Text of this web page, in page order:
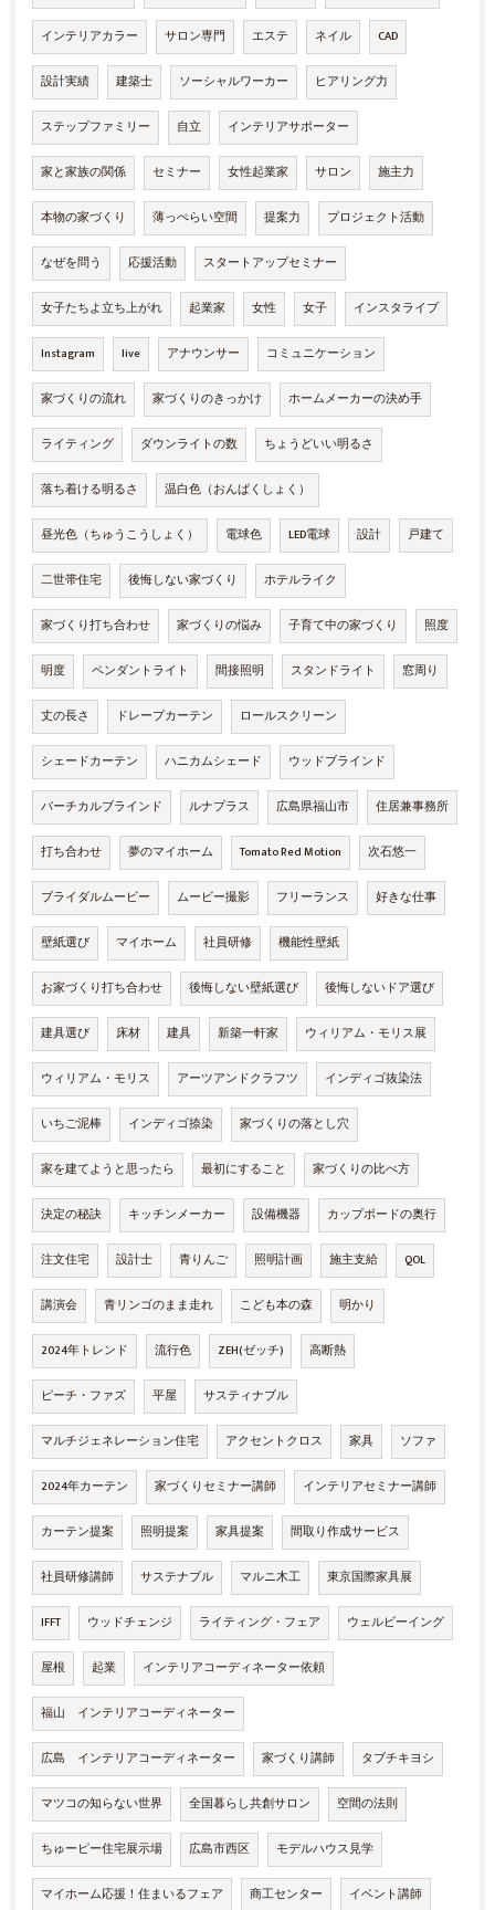
インテリアカラー サロン専門 エステ ネイル CAD
設計実績 建築士 ソーシャルワーカー ヒアリング力
ステップファミリー 自立 インテリアサポーター
家と家族の関係 セミナー 女性起業家 サロン 施主力
本物の家づくり 薄っぺらい空間 提案力 プロジェクト活動
なぜを問う 応援活動 スタートアップセミナー
女子たちよ立ち上がれ 起業家 女性 女子 インスタライブ
Instagram live アナウンサー コミュニケーション
家づくりの流れ 家づくりのきっかけ ホームメーカーの決め手
ライティング ダウンライトの数 ちょうどいい明るさ
落ち着ける明るさ 温白色（おんぱくしょく）
昼光色（ちゅうこうしょく） 電球色 LED電球 設計 戸建て
二世帯住宅 後悔しない家づくり ホテルライク
家づくり打ち合わせ 家づくりの悩み 子育て中の家づくり 照度
明度 ペンダントライト 間接照明 スタンドライト 窓周り
丈の長さ ドレープカーテン ロールスクリーン
シェードカーテン ハニカムシェード ウッドブラインド
バーチカルブラインド ルナプラス 広島県福山市 住居兼事務所
打ち合わせ 夢のマイホーム Tomato Red Motion 次石悠一
ブライダルムービー ムービー撮影 フリーランス 好きな仕事
壁紙選び マイホーム 社員研修 機能性壁紙
お家づくり打ち合わせ 後悔しない壁紙選び 後悔しないドア選び
建具選び 床材 建具 新築一軒家 ウィリアム・モリス展
ウィリアム・モリス アーツアンドクラフツ インディゴ抜染法
いちご泥棒 インディゴ捺染 家づくりの落とし穴
家を建てようと思ったら 最初にすること 家づくりの比べ方
決定の秘訣 キッチンメーカー 設備機器 カップボードの奥行
注文住宅 設計士 青りんご 照明計画 施主支給 QOL
講演会 青リンゴのまま走れ こども本の森 明かり
2024年トレンド 流行色 ZEH(ゼッチ) 高断熱
ピーチ・ファズ 平屋 サスティナブル
マルチジェネレーション住宅 アクセントクロス 家具 ソファ
2024年カーテン 家づくりセミナー講師 インテリアセミナー講師
カーテン提案 照明提案 家具提案 間取り作成サービス
社員研修講師 サステナブル マルニ木工 東京国際家具展
IFFT ウッドチェンジ ライティング・フェア ウェルビーイング
屋根 起業 インテリアコーディネーター依頼
福山 インテリアコーディネーター
広島 インテリアコーディネーター 家づくり講師 タブチキヨシ
マツコの知らない世界 全国暮らし共創サロン 空間の法則
ちゅーピー住宅展示場 広島市西区 モデルハウス見学
マイホーム応援！住まいるフェア 商工センター イベント講師